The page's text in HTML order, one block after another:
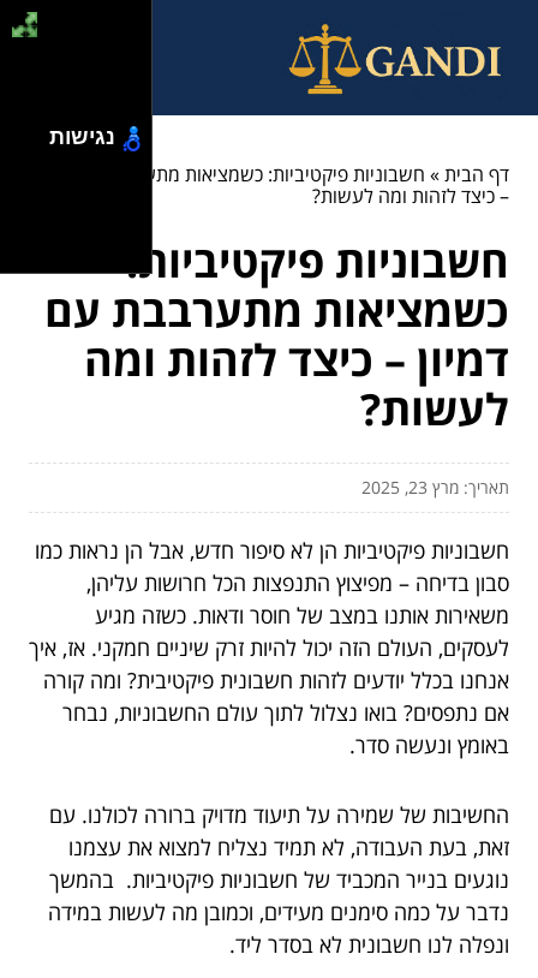
דף הבית» חשבוניות פיקטיביות: כשמציאות מתערבבת עם דמיון
– כיצד לזהות ומה לעשות?
חשבוניות פיקטיביות:
כשמציאות מתערבבת עם
דמיון – כיצד לזהות ומה
לעשות?
תאריך: מרץ 23, 2025
חשבוניות פיקטיביות הן לא סיפור חדש, אבל הן נראות כמו
סבון בדיחה – מפיצוץ התנפצות הכל חרושות עליהן,
משאירות אותנו במצב של חוסר ודאות. כשזה מגיע
לעסקים, העולם הזה יכול להיות זרק שיניים חמקני. אז, איך
אנחנו בכלל יודעים לזהות חשבונית פיקטיבית? ומה קורה
אם נתפסים? בואו נצלול לתוך עולם החשבוניות, נבחר
באומץ ונעשה סדר.
החשיבות של שמירה על תיעוד מדויק ברורה לכולנו. עם
זאת, בעת העבודה, לא תמיד נצליח למצוא את עצמנו
נוגעים בנייר המכביד של חשבוניות פיקטיביות. בהמשך
נדבר על כמה סימנים מעידים, וכמובן מה לעשות במידה
ונפלה לנו חשבונית לא בסדר ליד.
נגישות